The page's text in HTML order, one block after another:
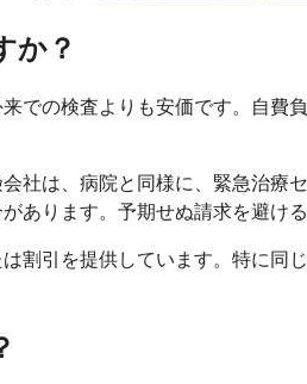
か？
での検査よりも安価です。自費
社は、病院と同様に、緊急治
ります。予期せぬ請求を避け
割引を提供しています。特に